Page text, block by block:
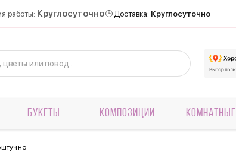
работы: Круглосуточно Доставка: Круглосуточно
БУКЕТЫ КОМПОЗИЦИИ КОМНАТНЫЕ